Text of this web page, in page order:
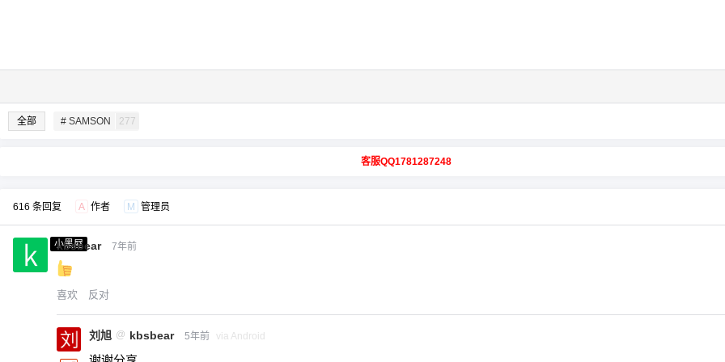
全部 # SAMSON 277
客服QQ1781287248
616 条回复 A 作者 M 管理员
小黑屋
kbsbear 7年前
喜欢 反对
刘旭 @ kbsbear 5年前 via Android